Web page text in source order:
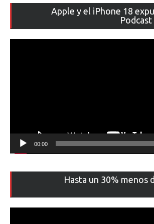
Apple y el iPhone 18
00:00
Hasta un 30% menos